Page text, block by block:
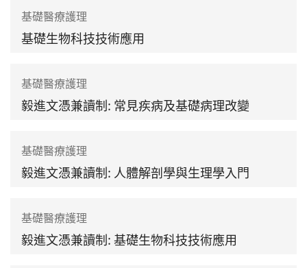
基礎醫療護理
基礎生物科技技術應用
基礎醫療護理
毅進文憑兼讀制: 常見疾病及基礎病理改變
基礎醫療護理
毅進文憑兼讀制: 人體解剖學與生理學入門
基礎醫療護理
毅進文憑兼讀制: 基礎生物科技技術應用